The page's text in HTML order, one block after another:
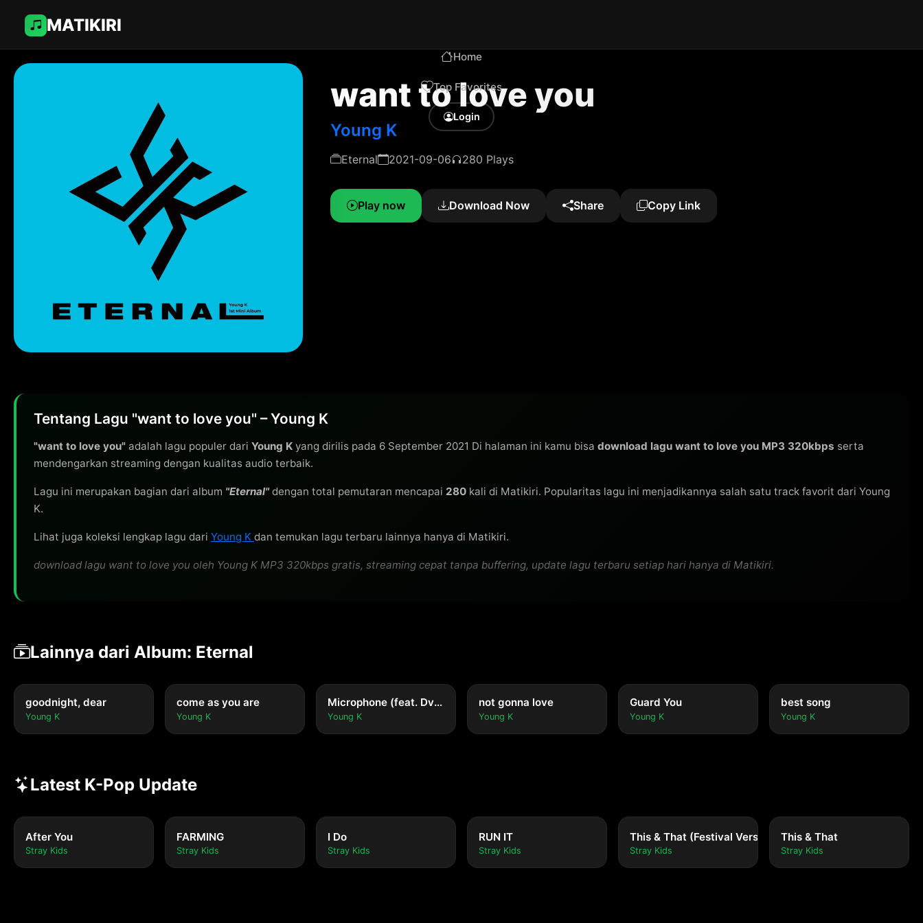
MATIKIRI
Home
Top Favorites
Login
want to love you
Young K
Eternal 2021-09-06 280 Plays
Play now Download Now Share Copy Link
Tentang Lagu "want to love you" – Young K
"want to love you" adalah lagu populer dari Young K yang dirilis pada 6 September 2021 Di halaman ini kamu bisa download lagu want to love you MP3 320kbps serta
mendengarkan streaming dengan kualitas audio terbaik.
Lagu ini merupakan bagian dari album "Eternal"dengan total pemutaran mencapai 280 kali di Matikiri. Popularitas lagu ini menjadikannya salah satu track favorit dari Young
K.
Lihat juga koleksi lengkap lagu dari Young K dan temukan lagu terbaru lainnya hanya di Matikiri.
download lagu want to love you oleh Young K MP3 320kbps gratis, streaming cepat tanpa buffering, update lagu terbaru setiap hari hanya di Matikiri.
Lainnya dari Album: Eternal
goodnight, dear
Young K
come as you are
Young K
Microphone (feat. Dvwn)
Young K
not gonna love
Young K
Guard You
Young K
best song
Young K
Latest K-Pop Update
After You
Stray Kids
FARMING
Stray Kids
I Do
Stray Kids
RUN IT
Stray Kids
This & That (Festival Version)
Stray Kids
This & That
Stray Kids